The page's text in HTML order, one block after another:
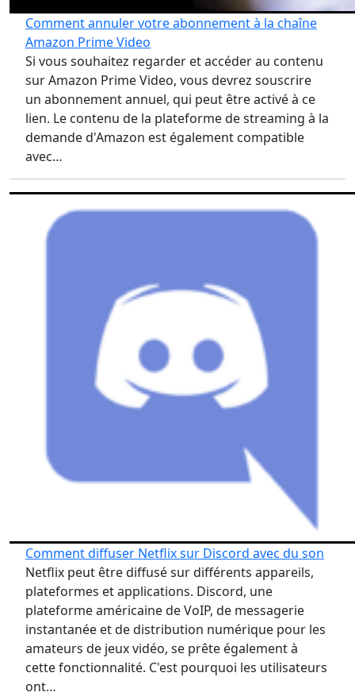
Comment annuler votre abonnement à la chaîne
Amazon Prime Video
Si vous souhaitez regarder et accéder au contenu
sur Amazon Prime Video, vous devrez souscrire
un abonnement annuel, qui peut être activé à ce
lien. Le contenu de la plateforme de streaming à la
demande d'Amazon est également compatible
avec…
Comment diffuser Netflix sur Discord avec du son
Netflix peut être diffusé sur différents appareils,
plateformes et applications. Discord, une
plateforme américaine de VoIP, de messagerie
instantanée et de distribution numérique pour les
amateurs de jeux vidéo, se prête également à
cette fonctionnalité. C'est pourquoi les utilisateurs
ont…